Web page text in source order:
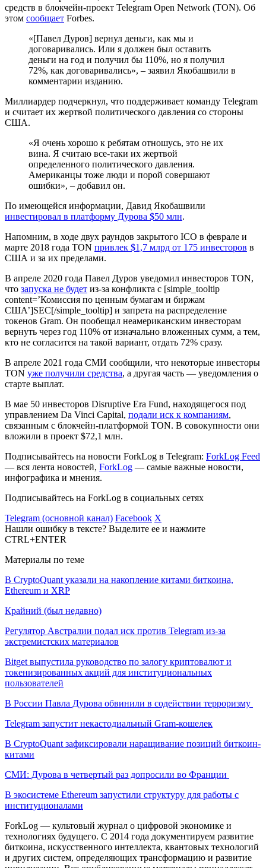
средств в блокчейн-проект Telegram Open Network (TON). Об
этом сообщает Forbes.
«[Павел Дуров] вернул деньги, как мы и
договаривались. Или я должен был оставить
деньги на год и получил бы 110%, но я получил
72%, как договаривались», – заявил Якобашвили в
комментарии изданию.
Миллиардер подчеркнул, что поддерживает команду Telegram
и считает их жертвой политического давления со стороны
США.
«Я очень хорошо к ребятам отношусь, это не их
вина. Я считаю все-таки их жертвой
определенного политического давления.
Американцы тоже люди и порой совершают
ошибки», – добавил он.
По имеющейся информации, Давид Якобашвили
инвестировал в платформу Дурова $50 млн.
Напомним, в ходе двух раундов закрытого ICO в феврале и
марте 2018 года TON привлек $1,7 млрд от 175 инвесторов в
США и за их пределами.
В апреле 2020 года Павел Дуров уведомил инвесторов TON,
что запуска не будет из-за конфликта с [simple_tooltip
content=’Комиссия по ценным бумагам и биржам
США’]SEC[/simple_tooltip] и запрета на распределение
токенов Gram. Он пообещал неамериканским инвесторам
вернуть через год 110% от изначально вложенных сумм, а тем,
кто не согласится на такой вариант, отдать 72% сразу.
В апреле 2021 года СМИ сообщили, что некоторые инвесторы
TON уже получили средства, а другая часть — уведомления о
старте выплат.
В мае 50 инвесторов Disruptive Era Fund, находящегося под
управлением Da Vinci Capital, подали иск к компаниям,
связанным с блокчейн-платформой TON. В совокупности они
вложили в проект $72,1 млн.
Подписывайтесь на новости ForkLog в Telegram: ForkLog Feed
— вся лента новостей, ForkLog — самые важные новости,
инфографика и мнения.
Подписывайтесь на ForkLog в социальных сетях
Telegram (основной канал) Facebook X
Нашли ошибку в тексте? Выделите ее и нажмите
CTRL+ENTER
Материалы по теме
В CryptoQuant указали на накопление китами биткоина,
Ethereum и XRP
Крайний (был недавно)
Регулятор Австралии подал иск против Telegram из-за
экстремистских материалов
Bitget выпустила руководство по залогу криптовалют и
токенизированных акций для институциональных
пользователей
В России Павла Дурова обвинили в содействии терроризму
Telegram запустит некастодиальный Gram-кошелек
В CryptoQuant зафиксировали наращивание позиций биткоин-
китами
СМИ: Дурова в четвертый раз допросили во Франции
В экосистеме Ethereum запустили структуру для работы с
институционалами
ForkLog — культовый журнал о цифровой экономике и
технологиях будущего. С 2014 года документируем развитие
биткоина, искусственного интеллекта, квантовых технологий
и других систем, определяющих трансформацию и развитие